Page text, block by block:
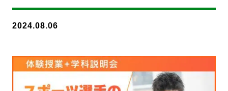
2024.08.06